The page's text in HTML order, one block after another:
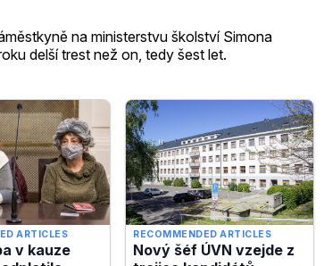
na ministerstvu školství Simona
delší trest než on, tedy šest let.